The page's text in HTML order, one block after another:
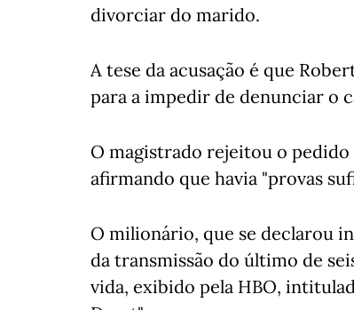
divorciar do marido.
A tese da acusação é que
para a impedir de denunciar o
O magistrado rejeitou o pedido
afirmando que havia "provas
O milionário, que se declarou
da transmissão do último de
vida, exibido pela HBO,